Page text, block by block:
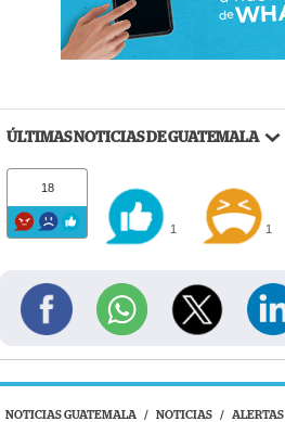
ÚLTIMAS NOTICIAS DE GUATEMALA
18
1 1
NOTICIAS GUATEMALA / NOTICIAS / ALERTAS